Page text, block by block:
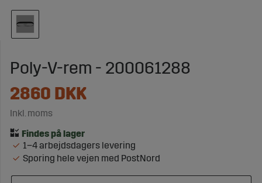
Poly-V-rem - 200061288
2860 DKK
Inkl. moms
1–4 arbejdsdagers levering
Sporing hele vejen med PostNord